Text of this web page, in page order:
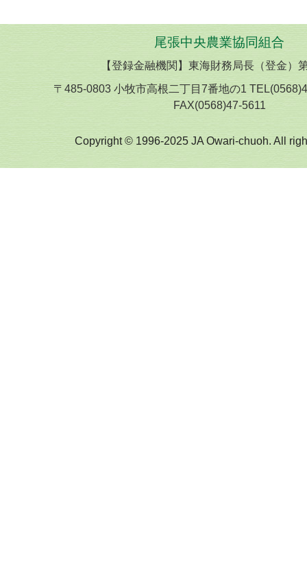
尾張中央農業協同組合
【登録金融機関】東海財務局長（登金）
〒485-0803 小牧市高根二丁目7番地の1
FAX(0568)47-5611
Copyright © 1996-2025 JA Owari-chuoh. All